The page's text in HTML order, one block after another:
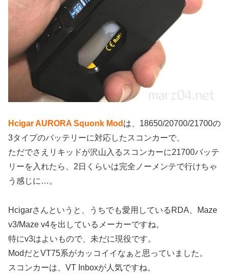
Hcigar AURORA Squonk Mod は、18650/20700/21700の
3タイプのバッテリーに対応したスコンカーで、
ただでさえリキッドが沢山入るスコンカーに21700バッテ
リーを入れたら、2日くらいは完全ノーメンテで行けちゃ
う感じに…。
Hcigarさんというと、うちでも愛用しているRDA、Maze
v3/Maze v4を出しているメーカーですね。
特にv3はよいもので、未だに現役です。
ModだとVT75系がカッコイイなぁと思っていました。
スコンカーは、VT Inboxが人気ですね。